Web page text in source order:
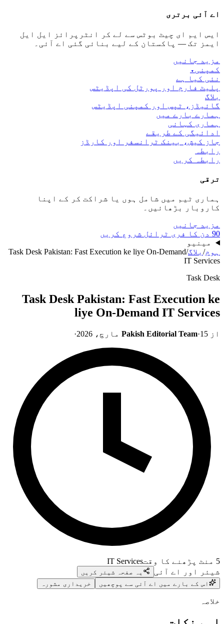
اے آئی برتری
ایس ایم ای چیٹ بوٹس سے لے کر انٹرپرائز ایل ایل
ایمز تک — پاکستان کے لیے بنائی گئی اے آئی۔
مزید جانیں
کمپنی ▾
نئی کیا ہے
پلیٹ فارم اور پورٹل کی اپڈیٹس
بلاگ
گائیڈز، ٹپس اور کمپنی اپڈیٹس
ہمارے بارے میں
ہماری کہانی
ادائیگی کے طریقے
جاز کیش، بینک ٹرانسفر اور کارڈز
رابطہ
رابطہ کریں
ترقی
ہماری ٹیم میں شامل ہوں یا شراکت کر کے اپنا
کاروبار بڑھائیں۔
مزید جانیں
90 دن کا فری ٹرائل شروع کریں
مینیو
ہوم/ بلاگ/
Task Desk Pakistan: Fast Execution ke liye On-Demand
IT Services
Task Desk
Task Desk Pakistan: Fast Execution ke
liye On-Demand IT Services
از Pakish Editorial Team·15 مارچ، 2026 ·
5 منٹ پڑھنے کا وقتIT Services
شیئر اور اے آئی
یہ صفحہ شیئر کریں
اس کے بارے میں اے آئی سے پوچھیں
خریداری مشورہ
خلاصہ